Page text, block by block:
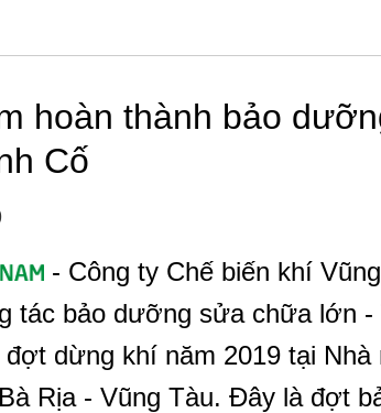
hoàn thành bảo
Cố
- Công ty Chế biến khí
tác bảo dưỡng sửa chữa lớn -
dừng khí năm 2019 tại
Rịa - Vũng Tàu. Đây là đợt